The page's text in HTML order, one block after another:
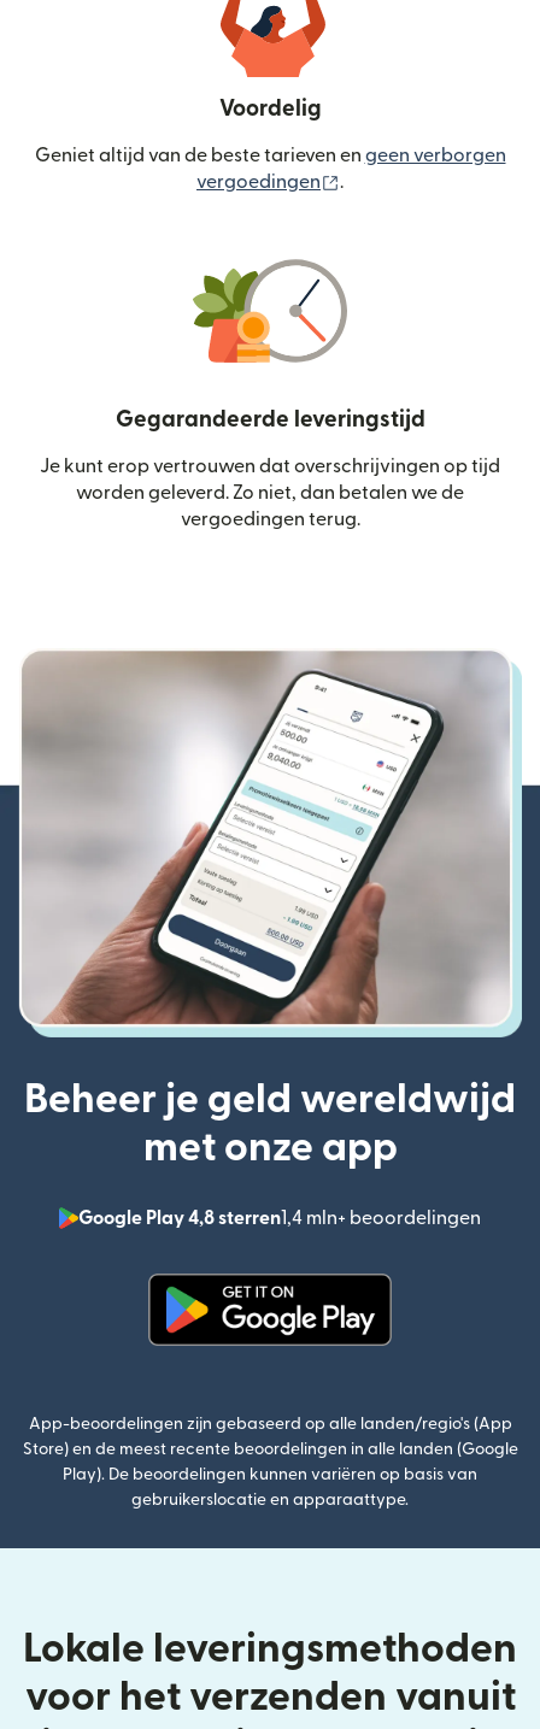
Voordelig
Geniet altijd van de beste tarieven en geen verborgen
vergoedingen
.
Gegarandeerde leveringstijd
Je kunt erop vertrouwen dat overschrijvingen op tijd
worden geleverd. Zo niet, dan betalen we de
vergoedingen terug.
Beheer je geld wereldwijd
met onze app
Google Play 4,8 sterren1,4 mln+ beoordelingen
App-beoordelingen zijn gebaseerd op alle landen/regio's (App
Store) en de meest recente beoordelingen in alle landen (Google
Play). De beoordelingen kunnen variëren op basis van
gebruikerslocatie en apparaattype.
Lokale leveringsmethoden
voor het verzenden vanuit